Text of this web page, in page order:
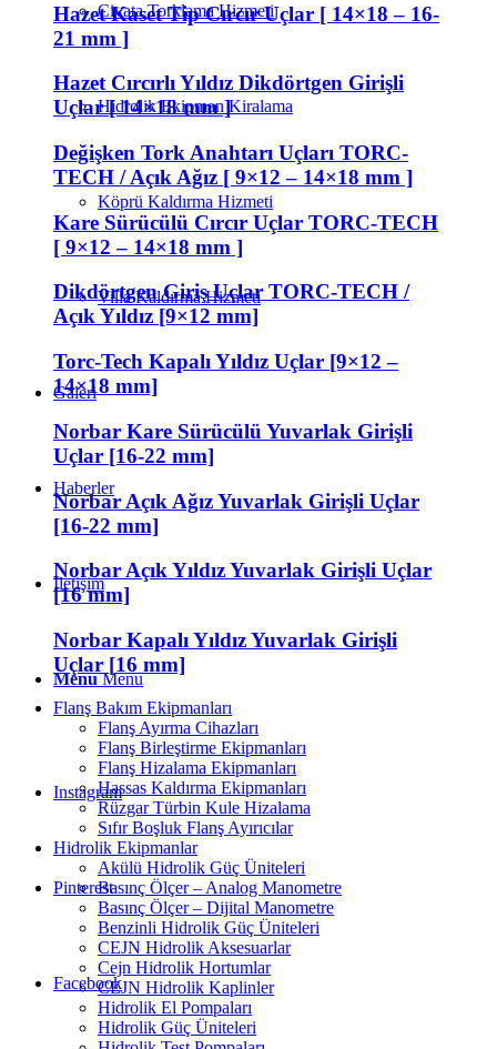
Civata Torklama Hizmeti
Hidrolik Ekipman Kiralama
Köprü Kaldırma Hizmeti
Villa Kaldırma Hizmeti
Galeri
Haberler
İletişim
Menu Menu
Instagram
Pinterest
Facebook
Hazet Kaset Tip Cırcır Uçlar [ 14×18 – 16-
21 mm ]
Hazet Cırcırlı Yıldız Dikdörtgen Girişli
Uçlar [ 14×18 mm ]
Değişken Tork Anahtarı Uçları TORC-
TECH / Açık Ağız [ 9×12 – 14×18 mm ]
Kare Sürücülü Cırcır Uçlar TORC-TECH
[ 9×12 – 14×18 mm ]
Dikdörtgen Giriş Uçlar TORC-TECH /
Açık Yıldız [9×12 mm]
Torc-Tech Kapalı Yıldız Uçlar [9×12 –
14×18 mm]
Norbar Kare Sürücülü Yuvarlak Girişli
Uçlar [16-22 mm]
Norbar Açık Ağız Yuvarlak Girişli Uçlar
[16-22 mm]
Norbar Açık Yıldız Yuvarlak Girişli Uçlar
[16 mm]
Norbar Kapalı Yıldız Yuvarlak Girişli
Uçlar [16 mm]
Flanş Bakım Ekipmanları
Flanş Ayırma Cihazları
Flanş Birleştirme Ekipmanları
Flanş Hizalama Ekipmanları
Hassas Kaldırma Ekipmanları
Rüzgar Türbin Kule Hizalama
Sıfır Boşluk Flanş Ayırıcılar
Hidrolik Ekipmanlar
Akülü Hidrolik Güç Üniteleri
Basınç Ölçer – Analog Manometre
Basınç Ölçer – Dijital Manometre
Benzinli Hidrolik Güç Üniteleri
CEJN Hidrolik Aksesuarlar
Cejn Hidrolik Hortumlar
CEJN Hidrolik Kaplinler
Hidrolik El Pompaları
Hidrolik Güç Üniteleri